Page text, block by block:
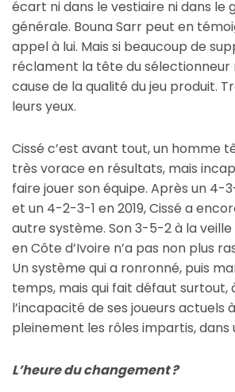
écart ni dans le vestiaire ni dans le
générale. Bouna Sarr peut en
appel à lui. Mais si beaucoup de
réclament la tête du sélectionneur
cause de la qualité du jeu produit.
leurs yeux.
Cissé c’est avant tout, un homme
très vorace en résultats, mais
faire jouer son équipe. Après un 4-
et un 4-2-3-1 en 2019, Cissé a
autre système. Son 3-5-2 à la veille
en Côte d’Ivoire n’a pas non plus
Un système qui a ronronné, puis
temps, mais qui fait défaut surtout,
l’incapacité de ses joueurs actuels
pleinement les rôles impartis, dans
L’heure du changement ?